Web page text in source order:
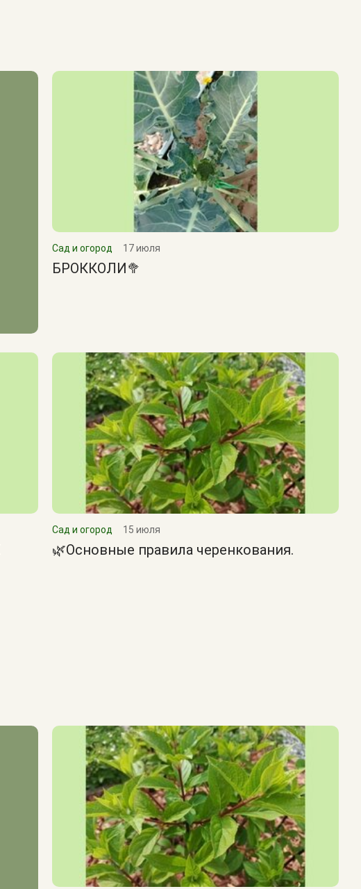
Сад и огород 17 июля
БРОККОЛИ🥦
Сад и огород 15 июля
🌿Основные правила черенкования.